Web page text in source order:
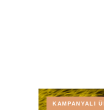
KAMPANYALI